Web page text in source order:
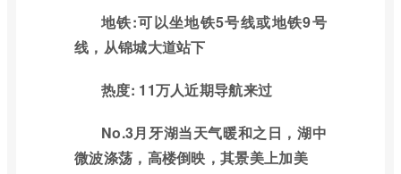
地铁:可以坐地铁5号线或地铁9号
线，从锦城大道站下
热度: 11万人近期导航来过
No.3月牙湖当天气暖和之日，湖中
微波涤荡，高楼倒映，其景美上加美